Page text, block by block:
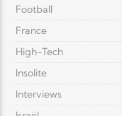
Football
France
High-Tech
Insolite
Interviews